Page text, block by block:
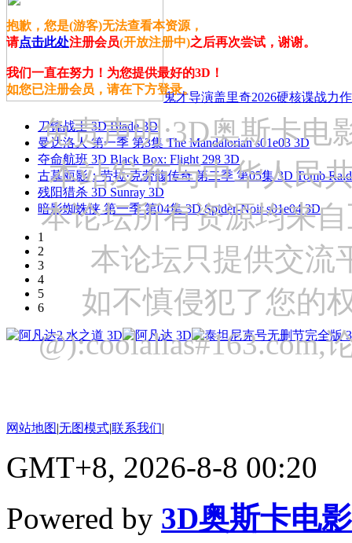
鬼才导演盖里奇2026硬核谍战力
刀锋战士 3D Blade 3D
曼达洛人 第一季 第3集 The Mandalorian s01e03 3D
夺命航班 3D Black Box: Flight 298 3D
古墓丽影：劳拉·克劳馥传奇 第二季 第05集 3D Tomb
残阳猎杀 3D Sunray 3D
暗影蜘蛛侠 第一季 第04集 3D Spider-Noir s01e04 3D
1
2
3
4
5
6
抱歉，您是(游客)无法查看本资源，
请点击此处注册会员(开放注册中)之后再次尝试，谢谢。
我们一直在努力！为您提供最好的3D！
如您已注册会员，请在下方登录。
免责声明:3D奥斯卡电
本站发布与中华人民
本论坛所有资源均来
本论坛只提供交流
如不慎侵犯了您的
网站地图|无图模式|联系我们|
GMT+8, 2026-8-8 00:20
Powered by 3D奥斯卡电